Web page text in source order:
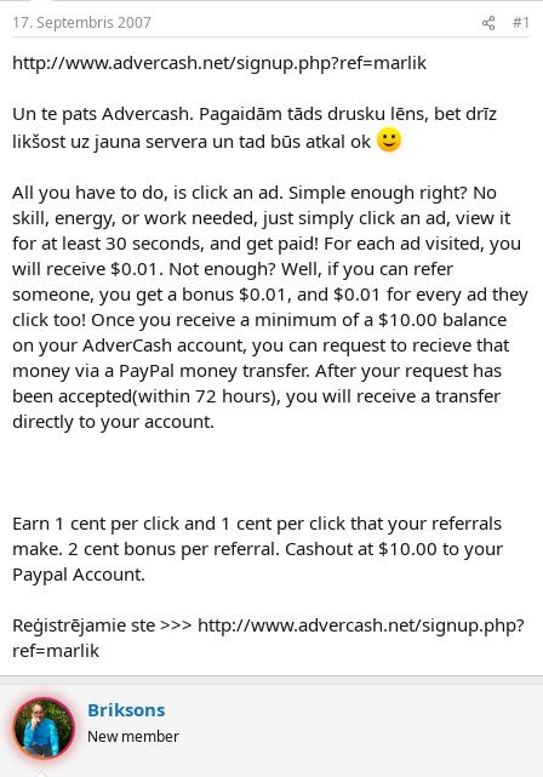
n
a
u
s
ā
ē
j
s
a
u
s
17. Septembris 2007 #1
http://www.advercash.net/signup.php?ref=marlik
Un te pats Advercash. Pagaidām tāds drusku lēns, bet drīz
likšost uz jauna servera un tad būs atkal ok
All you have to do, is click an ad. Simple enough right? No
skill, energy, or work needed, just simply click an ad, view it
for at least 30 seconds, and get paid! For each ad visited, you
will receive $0.01. Not enough? Well, if you can refer
someone, you get a bonus $0.01, and $0.01 for every ad they
click too! Once you receive a minimum of a $10.00 balance
on your AdverCash account, you can request to recieve that
money via a PayPal money transfer. After your request has
been accepted(within 72 hours), you will receive a transfer
directly to your account.
Earn 1 cent per click and 1 cent per click that your referrals
make. 2 cent bonus per referral. Cashout at $10.00 to your
Paypal Account.
Reģistrējamie ste >>> http://www.advercash.net/signup.php?
ref=marlik
Briksons
New member